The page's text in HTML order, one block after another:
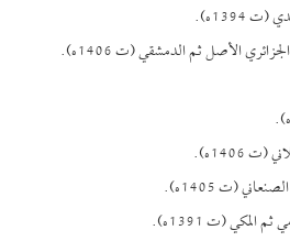
1394ه).
الأصل ثم الدمشقي (ت 1406ه).
1406ه).
(ت 1405ه).
(ت 1391ه).